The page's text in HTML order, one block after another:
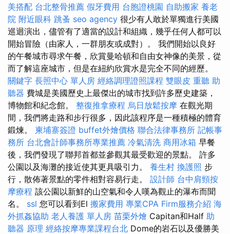
美搭配 台北整骨推薦 假牙費用 台胞證桃園 自助搬家 養老
院 附近眼科 跳蚤 seo agency 很少有人敢於單獨進行美國
巡迴演出，儘管有了適當的設計和組織，幾乎任何人都可以
開始冒險（由家人，一群朋友或成對）。 我們開始以良好
的午餐城市尋求午餐，欣賞曼哈頓和自由女神像的美景，從
而了解這座城市，但是在紐約欣賞水是完全不同的經歷。
關鍵字 長照中心 單人房 經絡調理證照課程 雙眼皮 重聽 助
聽器 費城是美國歷史上最傑出的城市找到許多歷史建築，
博物館和紀念館。 整復推拿療程 烏日放鬆按摩 在觀光期
間，我們將走路和步行很多，因此該程序是一種積極的體育
鍛煉。 柬埔寨簽證 buffet外燴價格 聯合法律事務所 記帳事
務所 台北會計師事務所專業推薦 冷氣清洗 商用冰箱 早餐
後，我們發現了聯邦首都並參觀其最受歡迎的景點。 許多
公園以及海灘的接近使其更具吸引力。 養生村 換護照 步
行，散佈著景點的零件相對容易行走。 設計師 台中肩頸按
摩療程 該公園以新鮮的山空氣和令人嘆為觀止的瀑布而聞
名。 ssl 您可以看到El 搬家費用 專業CPA Firm服務介紹 海
外抓姦協助 老人養護 單人房 苗栗外燴 Capitan和Half 助
聽器 原理 經絡按摩專業課程台北 Dome的岩石以及優勝美